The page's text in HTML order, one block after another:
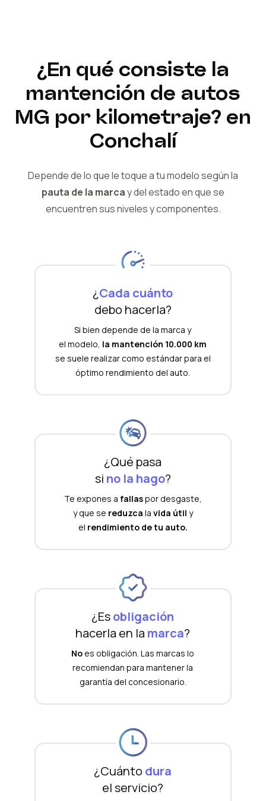
¿En qué consiste la
mantención de autos
MG por kilometraje? en
Conchalí
Depende de lo que le toque a tu modelo según la
pauta de la marcay delestado en que se
encuentren sus niveles y componentes.
¿Cada cuánto
debo hacerla?
Si bien depende de la marca y
el modelo, la mantención 10.000 km
se suele realizar como estándar para el
óptimo rendimiento del auto.
¿Qué pasa
si no la hago?
Te expones a fallaspor desgaste,
y que se reduzca la vida útil y
el rendimiento de tu auto.
¿Esobligación
hacerla en la marca?
Noes obligación. Las marcas lo
recomiendan para mantener la
garantía del concesionario.
¿Cuánto dura
el servicio?